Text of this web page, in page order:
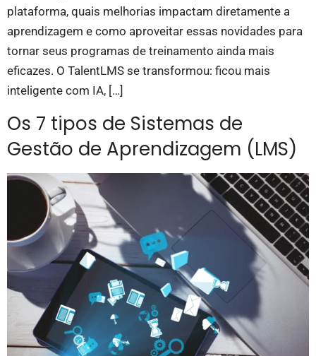
plataforma, quais melhorias impactam diretamente a
aprendizagem e como aproveitar essas novidades para
tornar seus programas de treinamento ainda mais
eficazes. O TalentLMS se transformou: ficou mais
inteligente com IA, […]
Os 7 tipos de Sistemas de
Gestão de Aprendizagem (LMS)